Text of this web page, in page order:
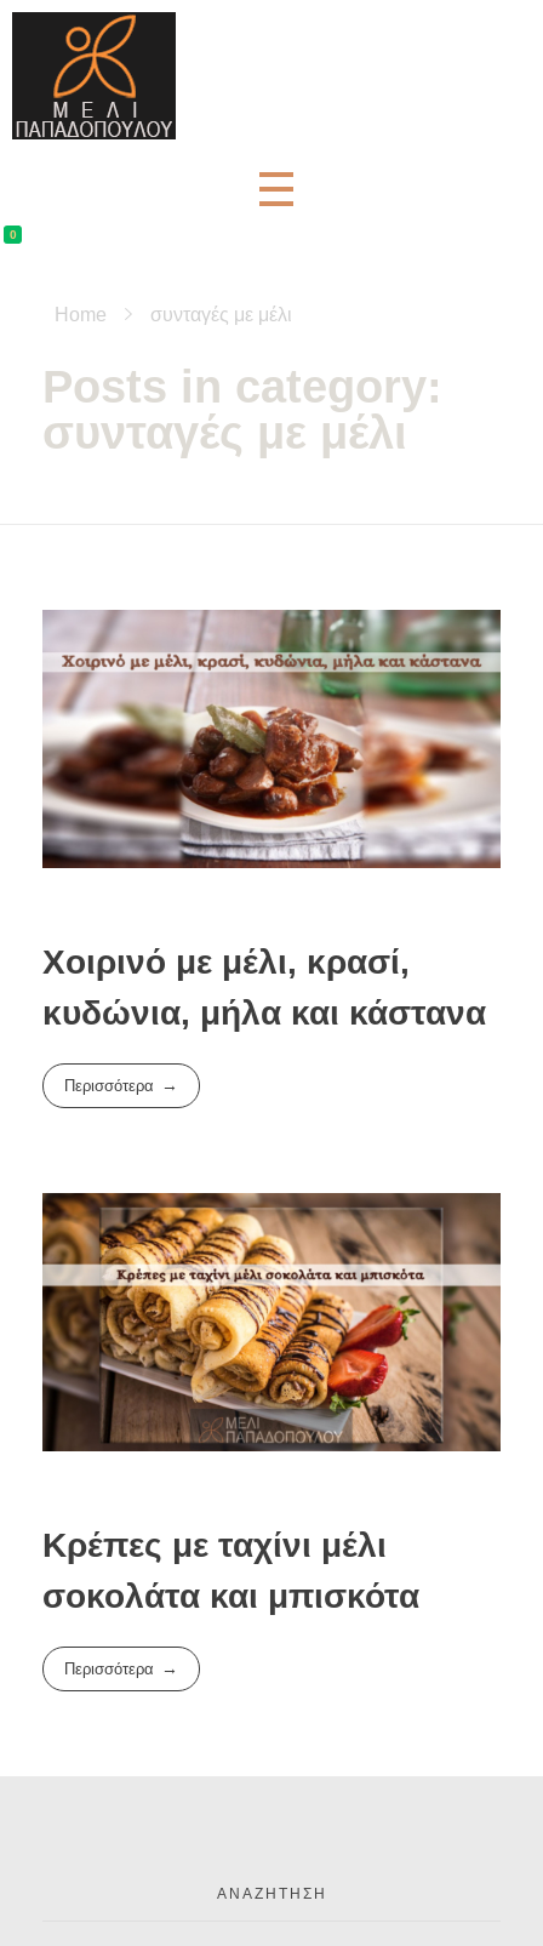
0
Home συνταγές με μέλι
Posts in category:
συνταγές με μέλι
Χοιρινό με μέλι, κρασί,
κυδώνια, μήλα και κάστανα
Περισσότερα
Κρέπες με ταχίνι μέλι
σοκολάτα και μπισκότα
Περισσότερα
ΑΝΑΖΉΤΗΣΗ